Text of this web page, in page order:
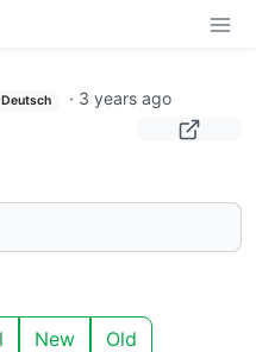
Deutsch · 3 years ago
New Old